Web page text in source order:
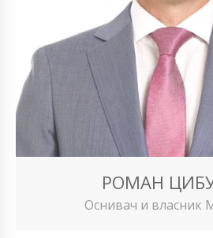
РОМАН
Оснивач и власник